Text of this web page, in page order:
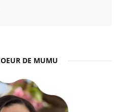
DE MUMU